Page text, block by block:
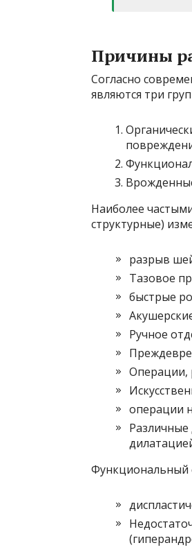
Причины
Согласно
являются три
Наиболее
структурные)
разрыв
Тазовое
быстрые
Ручное
Операции,
операции
Функциональный